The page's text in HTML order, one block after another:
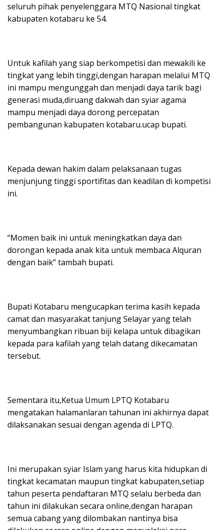
seluruh pihak penyelenggara MTQ Nasional tingkat
kabupaten kotabaru ke 54.
Untuk kafilah yang siap berkompetisi dan mewakili ke
tingkat yang lebih tinggi,dengan harapan melalui MTQ
ini mampu mengunggah dan menjadi daya tarik bagi
generasi muda,diruang dakwah dan syiar agama
mampu menjadi daya dorong percepatan
pembangunan kabupaten kotabaru.ucap bupati.
Kepada dewan hakim dalam pelaksanaan tugas
menjunjung tinggi sportifitas dan keadilan di kompetisi
ini.
“Momen baik ini untuk meningkatkan daya dan
dorongan kepada anak kita untuk membaca Alquran
dengan baik” tambah bupati.
Bupati Kotabaru mengucapkan terima kasih kepada
camat dan masyarakat tanjung Selayar yang telah
menyumbangkan ribuan biji kelapa untuk dibagikan
kepada para kafilah yang telah datang dikecamatan
tersebut.
Sementara itu,Ketua Umum LPTQ Kotabaru
mengatakan halamanlaran tahunan ini akhirnya dapat
dilaksanakan sesuai dengan agenda di LPTQ.
Ini merupakan syiar Islam yang harus kita hidupkan di
tingkat kecamatan maupun tingkat kabupaten,setiap
tahun peserta pendaftaran MTQ selalu berbeda dan
tahun ini dilakukan secara online,dengan harapan
semua cabang yang dilombakan nantinya bisa